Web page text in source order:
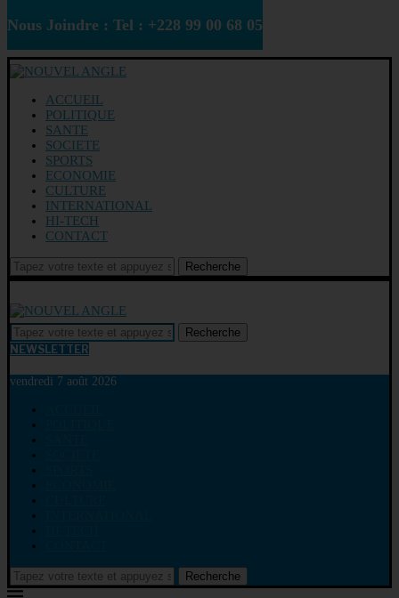
Nous Joindre : Tel : +228 99 00 68 05
ACCUEIL
POLITIQUE
SANTE
SOCIETE
SPORTS
ECONOMIE
CULTURE
INTERNATIONAL
HI-TECH
CONTACT
Recherche
Recherche
NEWSLETTER
vendredi 7 août 2026
Recherche